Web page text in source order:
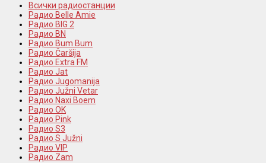
Всички радиостанции
Радио Belle Amie
Радио BIG 2
Радио BN
Радио Bum Bum
Радио Čaršija
Радио Extra FM
Радио Jat
Радио Jugomanija
Радио Južni Vetar
Радио Naxi Boem
Радио OK
Радио Pink
Радио S3
Радио S Južni
Радио VIP
Радио Zam